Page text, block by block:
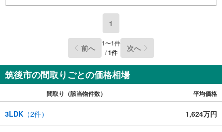
1
前へ 1〜1件
/1件 次へ
筑後市の間取りごとの価格相場
間取り（該当物件数） 平均価格
3LDK （2件） 1,624万円